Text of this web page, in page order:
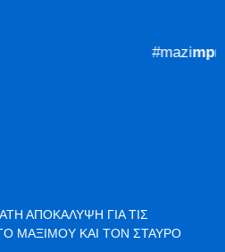
εργαλείων
#mazi
ΑΠΟΚΆΛΥΨΗ ΓΙΑ ΤΙΣ
ΜΑΞΊΜΟΥ ΚΑΙ ΤΟΝ ΣΤΑΎΡΟ